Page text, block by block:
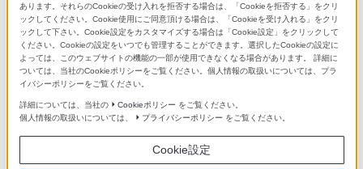
ご利用の前に
ソニーストア 店舗のご案内
ソニーショップ（ソニーストア取次店）のご案内
ソニーストアの特典・サービス
あります。それらのCookieの受け入れを拒否する場合は、「Cookieを拒否する」をクリ
ックしてください。Cookie使用にご同意頂ける場合は、「Cookieを受け入れる」をクリ
ックして下さい。Cookie設定をカスタマイズする場合は「Cookie設定」をクリックして
ください。Cookieの設定をいつでも管理することができます。選択したCookieの設定に
よっては、このウェブサイトの機能の一部が使用できなくなる場合があります。 詳細に
ついては、当社のCookieポリシーをご覧ください。個人情報の取扱いについては、プラ
イバシーポリシーをご覧ください。
詳細については、当社の Cookieポリシー をご覧ください。
個人情報の取扱いについては、
プライバシーポリシー をご覧ください。
Cookie設定